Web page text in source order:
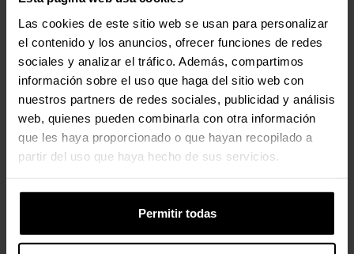
Las cookies de este sitio web se usan para personalizar
el contenido y los anuncios, ofrecer funciones de redes
sociales y analizar el tráfico. Además, compartimos
información sobre el uso que haga del sitio web con
nuestros partners de redes sociales, publicidad y análisis
web, quienes pueden combinarla con otra información
que les haya proporcionado o que hayan recopilado a
partir del uso que haya hecho de sus servicios.
Permitir todas